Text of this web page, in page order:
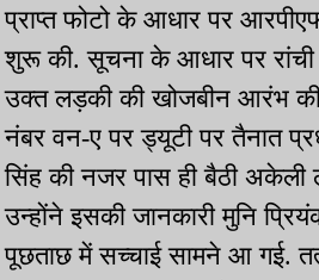
प्राप्त फोटो के आधार पर
शुरू की. सूचना के आधार पर
उक्त लड़की की खोजबीन आरंभ की
नंबर वन-ए पर ड्यूटी पर तैनात
सिंह की नजर पास ही बैठी अकेली
उन्होंने इसकी जानकारी मुनि
पूछताछ में सच्चाई सामने आ गई.